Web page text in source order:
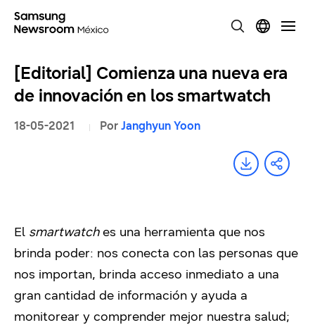
[Editorial] Comienza una nueva era
de innovación en los smartwatch
18-05-2021 Por Janghyun Yoon
El smartwatches una herramienta que nos
brinda poder: nos conecta con las personas que
nos importan, brinda acceso inmediato a una
gran cantidad de información y ayuda a
monitorear y comprender mejor nuestra salud;